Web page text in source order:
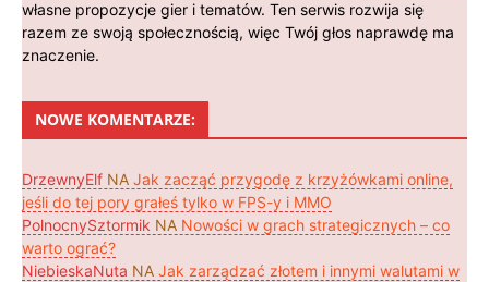
własne propozycje gier i tematów. Ten serwis rozwija się
razem ze swoją społecznością, więc Twój głos naprawdę ma
znaczenie.
NOWE KOMENTARZE:
DrzewnyElf NA Jak zacząć przygodę z krzyżówkami online,
jeśli do tej pory grałeś tylko w FPS-y i MMO
PolnocnySztormik NA Nowości w grach strategicznych – co
warto ograć?
NiebieskaNuta NA Jak zarządzać złotem i innymi walutami w